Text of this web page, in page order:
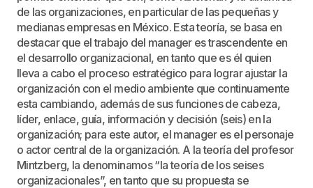
de las organizaciones, en particular de las pequeñas y
medianas empresas en México. Esta teoría, se basa en
destacar que el trabajo del manager es trascendente en
el desarrollo organizacional, en tanto que es él quien
lleva a cabo el proceso estratégico para lograr ajustar la
organización con el medio ambiente que continuamente
esta cambiando, además de sus funciones de cabeza,
líder, enlace, guía, información y decisión (seis) en la
organización; para este autor, el manager es el personaje
o actor central de la organización. A la teoría del profesor
Mintzberg, la denominamos “la teoría de los seises
organizacionales”, en tanto que su propuesta se